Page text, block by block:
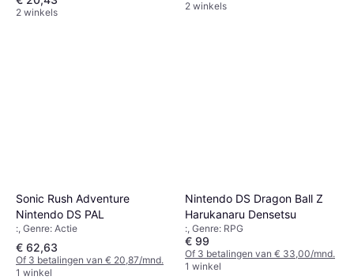
2 winkels
2 winkels
Sonic Rush Adventure
Nintendo DS PAL
:, Genre: Actie
€ 62,63
Of 3 betalingen van € 20,87/mnd.
1 winkel
Nintendo DS Dragon Ball Z
Harukanaru Densetsu
:, Genre: RPG
€ 99
Of 3 betalingen van € 33,00/mnd.
1 winkel